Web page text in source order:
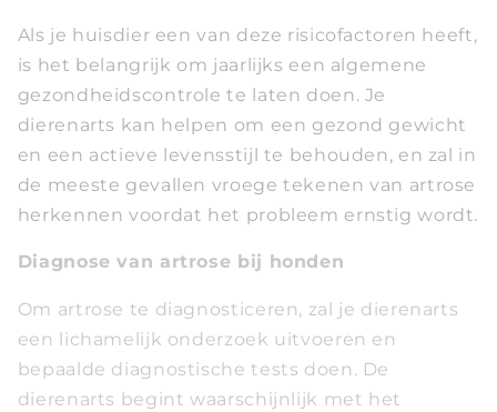
Als je huisdier een van deze risicofactoren heeft,
is het belangrijk om jaarlijks een algemene
gezondheidscontrole te laten doen. Je
dierenarts kan helpen om een gezond gewicht
en een actieve levensstijl te behouden, en zal in
de meeste gevallen vroege tekenen van artrose
herkennen voordat het probleem ernstig wordt.
Diagnose van artrose bij honden
Om artrose te diagnosticeren, zal je dierenarts
een lichamelijk onderzoek uitvoeren en
bepaalde diagnostische tests doen. De
dierenarts begint waarschijnlijk met het